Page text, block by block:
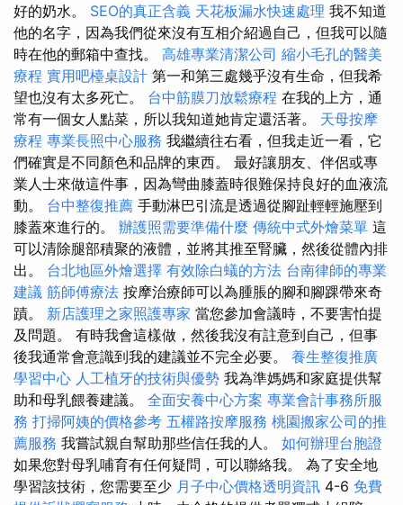
好的奶水。 SEO的真正含義 天花板漏水快速處理 我不知道
他的名字，因為我們從來沒有互相介紹過自己，但我可以隨
時在他的郵箱中查找。 高雄專業清潔公司 縮小毛孔的醫美
療程 實用吧檯桌設計 第一和第三處幾乎沒有生命，但我希
望也沒有太多死亡。 台中筋膜刀放鬆療程 在我的上方，通
常有一個女人點菜，所以我知道她肯定還活著。 天母按摩
療程 專業長照中心服務 我繼續往右看，但我走近一看，它
們確實是不同顏色和品牌的東西。 最好讓朋友、伴侶或專
業人士來做這件事，因為彎曲膝蓋時很難保持良好的血液流
動。 台中整復推薦 手動淋巴引流是透過從腳趾輕輕施壓到
膝蓋來進行的。 辦護照需要準備什麼 傳統中式外燴菜單 這
可以清除腿部積聚的液體，並將其推至腎臟，然後從體內排
出。 台北地區外燴選擇 有效除白蟻的方法 台南律師的專業
建議 筋師傅療法 按摩治療師可以為腫脹的腳和腳踝帶來奇
蹟。 新店護理之家照護專家 當您參加會議時，不要害怕提
及問題。 有時我會這樣做，然後我沒有註意到自己，但事
後我通常會意識到我的建議並不完全必要。 養生整復推廣
學習中心 人工植牙的技術與優勢 我為準媽媽和家庭提供幫
助和母乳餵養建議。 全面安養中心方案 專業會計事務所服
務 打掃阿姨的價格參考 五權路按摩服務 桃園搬家公司的推
薦服務 我嘗試親自幫助那些信任我的人。 如何辦理台胞證
如果您對母乳哺育有任何疑問，可以聯絡我。 為了安全地
學習該技術，您需要至少 月子中心價格透明資訊 4-6 免費